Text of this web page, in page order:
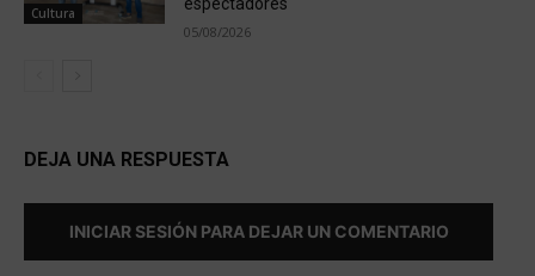
Cultura
espectadores
05/08/2026
DEJA UNA RESPUESTA
INICIAR SESIÓN PARA DEJAR UN COMENTARIO